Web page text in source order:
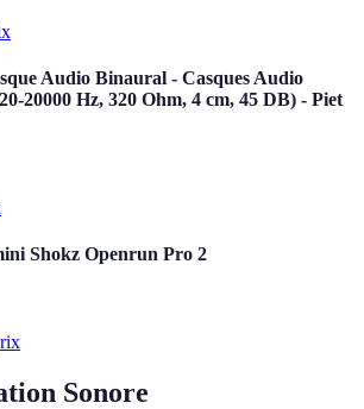
Audio Binaural - Casques Audio
20000 Hz, 320 Ohm, 4 cm, 45 DB) - Piet
Shokz Openrun Pro 2
Sonore